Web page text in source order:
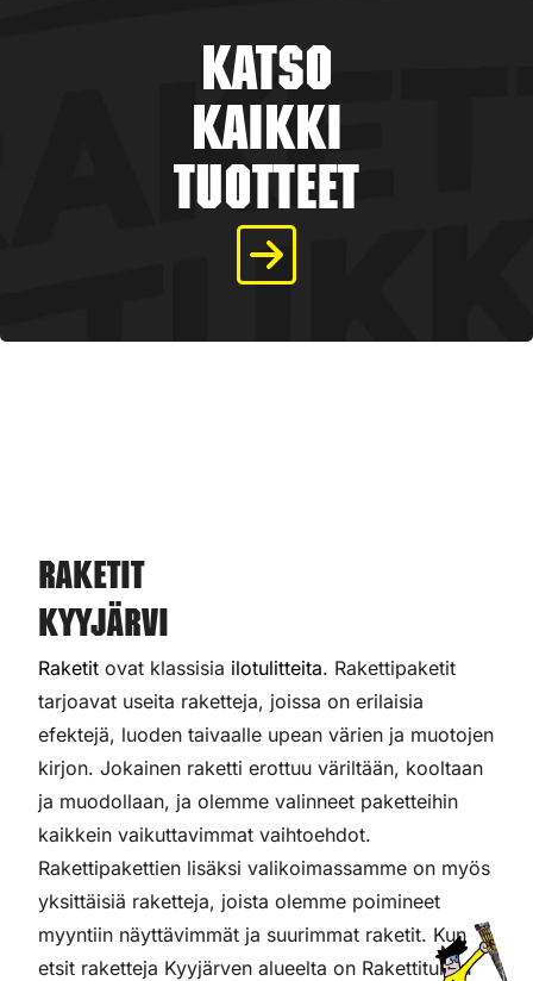
Katso
kaikki
tuotteet
Raketit
Kyyjärvi
Raketit ovat klassisia ilotulitteita. Rakettipaketit
tarjoavat useita raketteja, joissa on erilaisia
efektejä, luoden taivaalle upean värien ja muotojen
kirjon. Jokainen raketti erottuu väriltään, kooltaan
ja muodollaan, ja olemme valinneet paketteihin
kaikkein vaikuttavimmat vaihtoehdot.
Rakettipakettien lisäksi valikoimassamme on myös
yksittäisiä raketteja, joista olemme poimineet
myyntiin näyttävimmät ja suurimmat raketit. Kun
etsit raketteja Kyyjärven alueelta on Rakettitukku